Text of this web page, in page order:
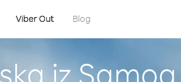
Viber Out Blog
iz Samoa